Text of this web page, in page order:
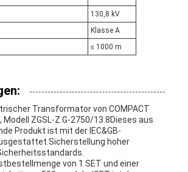
130,8 kV
Klasse A
≤ 1000 m
Transformator von COMPACT
Modell ZGSL-Z.G-2750/13.8Dieses aus
Produkt ist mit der IEC&GB-
hoher
von 1 SET und einer